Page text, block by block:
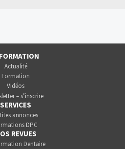
Actualité
Formation
Vidéos
– s’inscrire
SERVICES
annonces
DPC
REVUES
Dentaire